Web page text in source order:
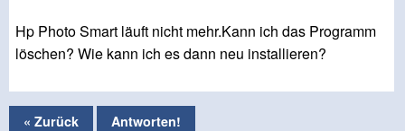
Hp Photo Smart läuft nicht mehr.Kann ich das Programm
löschen? Wie kann ich es dann neu installieren?
« Zurück Antworten!